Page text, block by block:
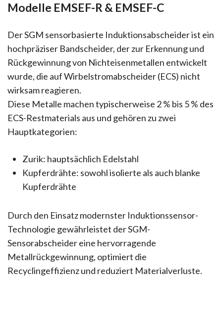
Modelle EMSEF-R & EMSEF-C
Der SGM sensorbasierte Induktionsabscheider ist ein
hochpräziser Bandscheider, der zur Erkennung und
Rückgewinnung von Nichteisenmetallen entwickelt
wurde, die auf Wirbelstromabscheider (ECS) nicht
wirksam reagieren.
Diese Metalle machen typischerweise 2 % bis 5 % des
ECS-Restmaterials aus und gehören zu zwei
Hauptkategorien:
Zurik: hauptsächlich Edelstahl
Kupferdrähte: sowohl isolierte als auch blanke
Kupferdrähte
Durch den Einsatz modernster Induktionssensor-
Technologie gewährleistet der SGM-
Sensorabscheider eine hervorragende
Metallrückgewinnung, optimiert die
Recyclingeffizienz und reduziert Materialverluste.